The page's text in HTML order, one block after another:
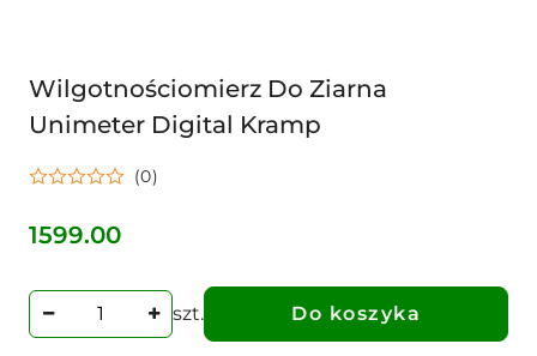
Wilgotnościomierz Do Ziarna
Unimeter Digital Kramp
(0)
Cena:
1599.00
szt. Do koszyka